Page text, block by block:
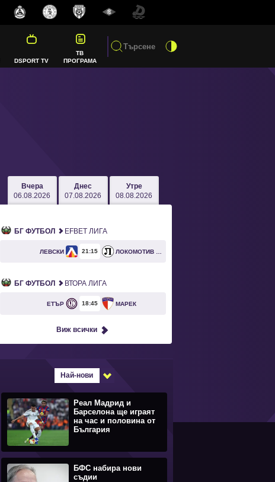
DSPORT TV
ТВ
ПРОГРАМА
Вчера
06.08.2026
Днес
07.08.2026
Утре
08.08.2026
БГ ФУТБОЛ EFBET ЛИГА
ЛЕВСКИ 21 15
БГ ФУТБОЛ ВТОРА ЛИГА
ЕТЪР 18 45 МАРЕК
Виж всички
Най-нови
Реал Мадрид и
Барселона ще играят
на час и половина от
България
БФС набира нови
съдии